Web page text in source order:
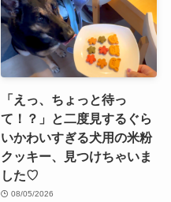
「えっ、ちょっと待っ
て！？」と二度見するぐら
いかわいすぎる犬用の米粉
クッキー、見つけちゃいま
した♡
08/05/2026